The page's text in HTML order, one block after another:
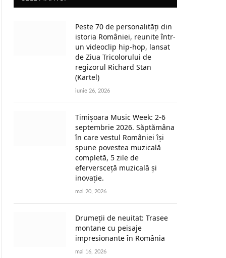
Peste 70 de personalități din
istoria României, reunite într-
un videoclip hip-hop, lansat
de Ziua Tricolorului de
regizorul Richard Stan
(Kartel)
iunie 26, 2026
Timișoara Music Week: 2-6
septembrie 2026. Săptămâna
în care vestul României își
spune povestea muzicală
completă, 5 zile de
eferversceță muzicală și
inovație.
mai 20, 2026
Drumeții de neuitat: Trasee
montane cu peisaje
impresionante în România
mai 16, 2026